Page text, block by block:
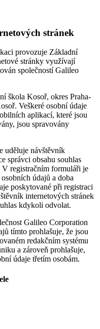
stránek
provozuje Základní
stránky využívají
společností Galileo
škola Kosoř, okres Praha-
Veškeré osobní údaje
aplikací, které jsou
jsou spravovány
uděluje návštěvník
správci obsahu souhlas
V registračním formuláři je
údajů a doba
poskytované při registraci
internetových stránek
kdykoli odvolat.
Galileo Corporation
tímto prohlašuje, že jsou
redakčním systému
a zároveň prohlašuje,
údaje třetím osobám.